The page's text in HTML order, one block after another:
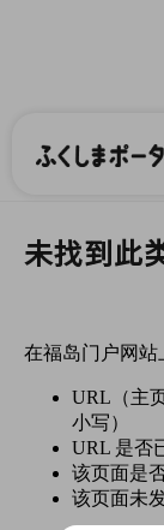
福島
未找到此